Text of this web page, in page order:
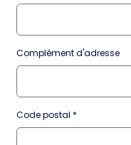
Complément d'adresse
Code postal